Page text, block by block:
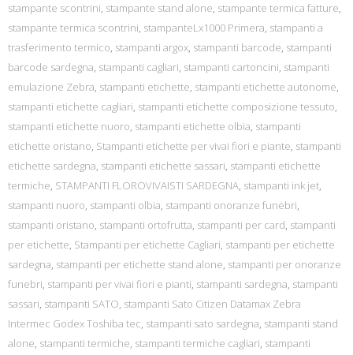
stampante scontrini, stampante stand alone, stampante termica fatture,
stampante termica scontrini, stampanteLx1000 Primera, stampanti a
trasferimento termico, stampanti argox, stampanti barcode, stampanti
barcode sardegna, stampanti cagliari, stampanti cartoncini, stampanti
emulazione Zebra, stampanti etichette, stampanti etichette autonome,
stampanti etichette cagliari, stampanti etichette composizione tessuto,
stampanti etichette nuoro, stampanti etichette olbia, stampanti
etichette oristano, Stampanti etichette per vivai fiori e piante, stampanti
etichette sardegna, stampanti etichette sassari, stampanti etichette
termiche, STAMPANTI FLOROVIVAISTI SARDEGNA, stampanti ink jet,
stampanti nuoro, stampanti olbia, stampanti onoranze funebri,
stampanti oristano, stampanti ortofrutta, stampanti per card, stampanti
per etichette, Stampanti per etichette Cagliari, stampanti per etichette
sardegna, stampanti per etichette stand alone, stampanti per onoranze
funebri, stampanti per vivai fiori e pianti, stampanti sardegna, stampanti
sassari, stampanti SATO, stampanti Sato Citizen Datamax Zebra
Intermec Godex Toshiba tec, stampanti sato sardegna, stampanti stand
alone, stampanti termiche, stampanti termiche cagliari, stampanti